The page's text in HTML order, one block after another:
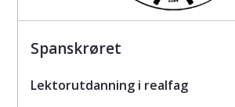
Spanskrøret
Lektorutdanning i realfag